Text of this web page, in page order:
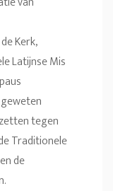
Kerk,
Latijnse Mis
tegen
Traditionele
de